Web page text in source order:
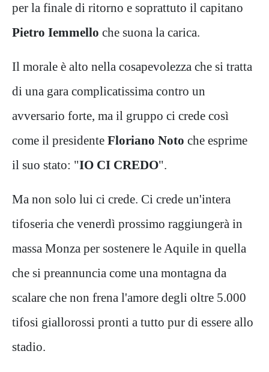
per la finale di ritorno e soprattuto il capitano
Pietro Iemmello che suona la carica.
Il morale è alto nella cosapevolezza che si tratta
di una gara complicatissima contro un
avversario forte, ma il gruppo ci crede così
come il presidente Floriano Noto che esprime
il suo stato: "IO CI CREDO".
Ma non solo lui ci crede. Ci crede un'intera
tifoseria che venerdì prossimo raggiungerà in
massa Monza per sostenere le Aquile in quella
che si preannuncia come una montagna da
scalare che non frena l'amore degli oltre 5.000
tifosi giallorossi pronti a tutto pur di essere allo
stadio.